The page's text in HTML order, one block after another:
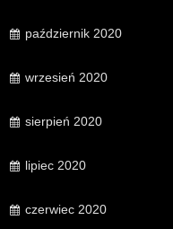
październik 2020
wrzesień 2020
sierpień 2020
lipiec 2020
czerwiec 2020